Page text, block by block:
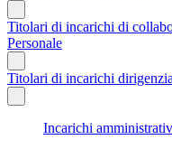
Titolari di incarichi di
Personale
Titolari di incarichi
Incarichi